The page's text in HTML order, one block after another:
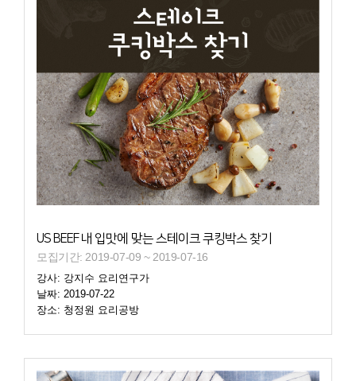
US BEEF 내 입맛에 맞는 스테이크 쿠킹박스 찾기
모집기간: 2019-07-09 ~ 2019-07-16
강사: 강지수 요리연구가
날짜: 2019-07-22
장소: 청정원 요리공방